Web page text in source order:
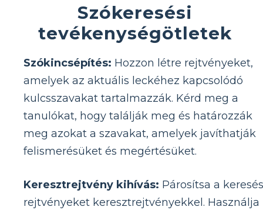
Szókeresési
tevékenységötletek
Szókincsépítés: Hozzon létre rejtvényeket,
amelyek az aktuális leckéhez kapcsolódó
kulcsszavakat tartalmazzák. Kérd meg a
tanulókat, hogy találják meg és határozzák
meg azokat a szavakat, amelyek javíthatják
felismerésüket és megértésüket.
Keresztrejtvény kihívás: Párosítsa a
rejtvényeket keresztrejtvényekkel. Használja